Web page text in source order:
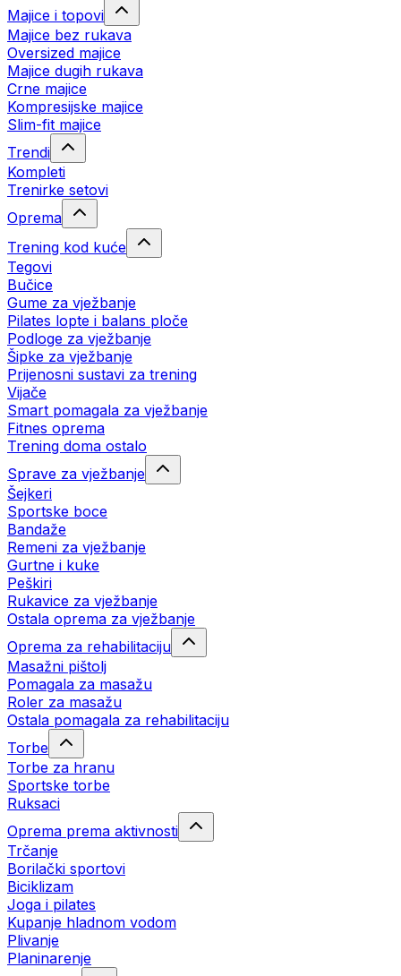
Majice i topovi
Majice bez rukava
Oversized majice
Majice dugih rukava
Crne majice
Kompresijske majice
Slim-fit majice
Trendi
Kompleti
Trenirke setovi
Oprema
Trening kod kuće
Tegovi
Bučice
Gume za vježbanje
Pilates lopte i balans ploče
Podloge za vježbanje
Šipke za vježbanje
Prijenosni sustavi za trening
Vijače
Smart pomagala za vježbanje
Fitnes oprema
Trening doma ostalo
Sprave za vježbanje
Šejkeri
Sportske boce
Bandaže
Remeni za vježbanje
Gurtne i kuke
Peškiri
Rukavice za vježbanje
Ostala oprema za vježbanje
Oprema za rehabilitaciju
Masažni pištolj
Pomagala za masažu
Roler za masažu
Ostala pomagala za rehabilitaciju
Torbe
Torbe za hranu
Sportske torbe
Ruksaci
Oprema prema aktivnosti
Trčanje
Borilački sportovi
Biciklizam
Joga i pilates
Kupanje hladnom vodom
Plivanje
Planinarenje